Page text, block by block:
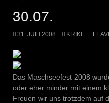
30.07.
31. JULI 2008 KRIKI
Das Maschseefest 2008
oder eher minder mit einem
Freuen wir uns trotzdem auf